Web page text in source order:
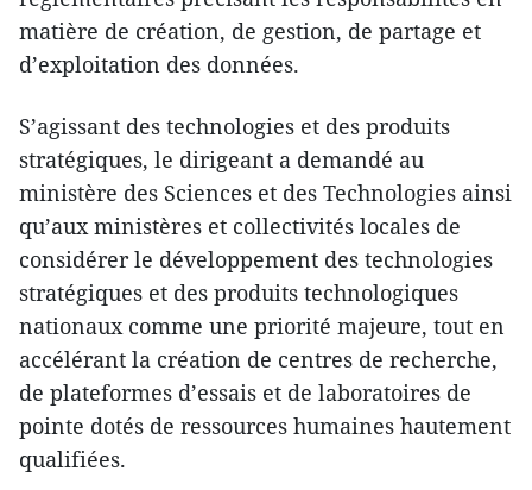
matière de création, de gestion, de partage et
d’exploitation des données.
S’agissant des technologies et des produits
stratégiques, le dirigeant a demandé au
ministère des Sciences et des Technologies ainsi
qu’aux ministères et collectivités locales de
considérer le développement des technologies
stratégiques et des produits technologiques
nationaux comme une priorité majeure, tout en
accélérant la création de centres de recherche,
de plateformes d’essais et de laboratoires de
pointe dotés de ressources humaines hautement
qualifiées.